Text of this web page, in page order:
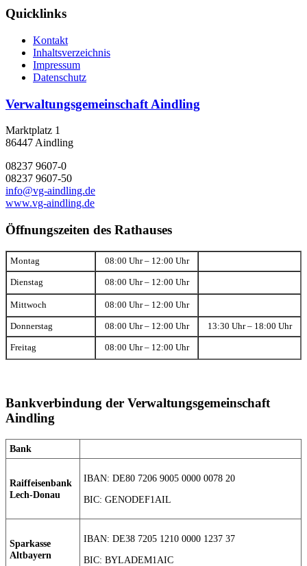
Quicklinks
Kontakt
Inhaltsverzeichnis
Impressum
Datenschutz
Verwaltungsgemeinschaft Aindling
Marktplatz 1
86447 Aindling
08237 9607-0
08237 9607-50
info@vg-aindling.de
www.vg-aindling.de
Öffnungszeiten des Rathauses
Montag 08:00 Uhr – 12:00 Uhr
Dienstag 08:00 Uhr – 12:00 Uhr
Mittwoch 08:00 Uhr – 12:00 Uhr
Donnerstag 08:00 Uhr – 12:00 Uhr 13:30 Uhr – 18:00 Uhr
Freitag 08:00 Uhr – 12:00 Uhr
Bankverbindung der Verwaltungsgemeinschaft
Aindling
Bank
Raiffeisenbank
Lech-Donau
IBAN: DE80 7206 9005 0000 0078 20
BIC: GENODEF1AIL
Sparkasse
Altbayern
IBAN: DE38 7205 1210 0000 1237 37
BIC: BYLADEM1AIC